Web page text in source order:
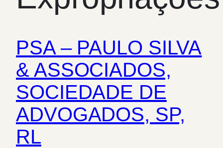
PSA – PAULO SILVA
& ASSOCIADOS,
SOCIEDADE DE
ADVOGADOS, SP,
RL